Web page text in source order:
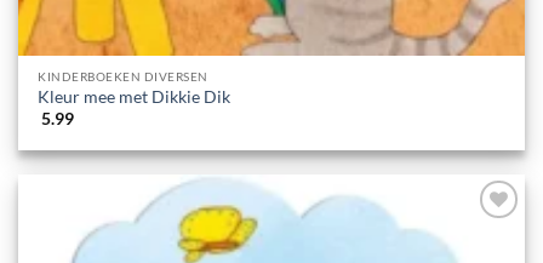
KINDERBOEKEN DIVERSEN
Kleur mee met Dikkie Dik
5.99